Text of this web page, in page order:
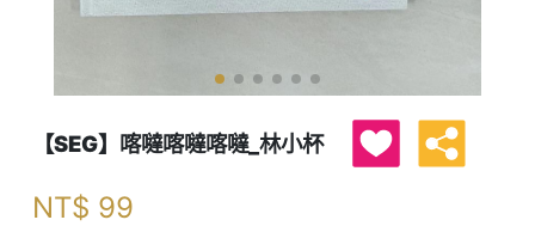
【SEG】喀噠喀噠喀噠_林小杯
NT$ 99